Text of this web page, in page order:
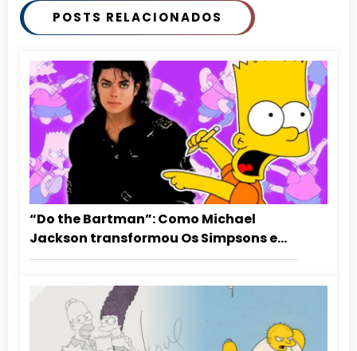
POSTS RELACIONADOS
“Do the Bartman”: Como Michael
Jackson transformou Os Simpsons em
estrelas da música